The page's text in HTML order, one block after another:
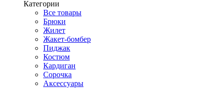
Категории
Все товары
Брюки
Жилет
Жакет-бомбер
Пиджак
Костюм
Кардиган
Сорочка
Аксессуары